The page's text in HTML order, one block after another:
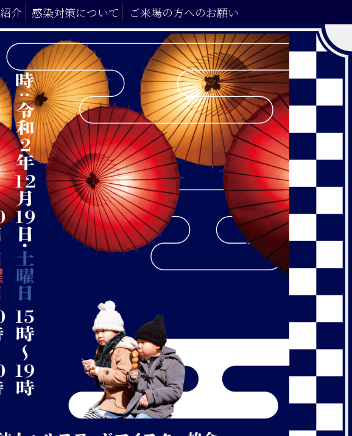
介 感染対策について ご来場の方へのお願い